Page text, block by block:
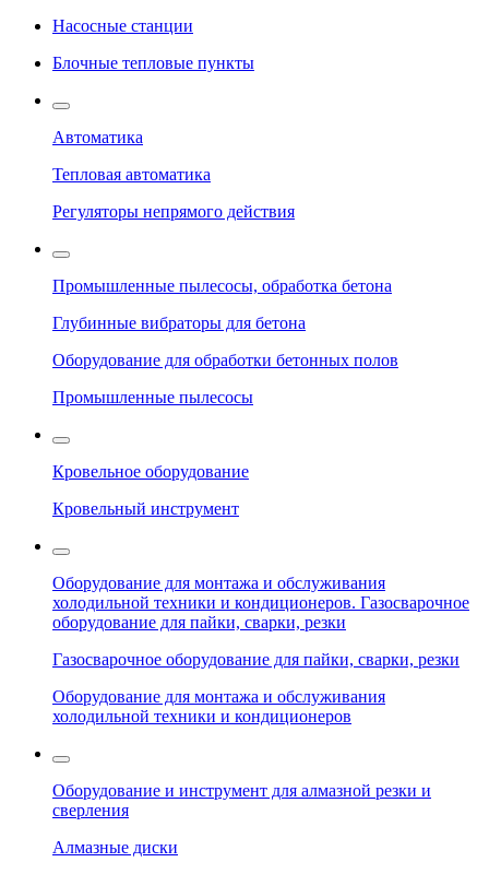
Насосные станции
Блочные тепловые пункты
Автоматика
Тепловая автоматика
Регуляторы непрямого действия
Промышленные пылесосы, обработка бетона
Глубинные вибраторы для бетона
Оборудование для обработки бетонных полов
Промышленные пылесосы
Кровельное оборудование
Кровельный инструмент
Оборудование для монтажа и обслуживания
холодильной техники и кондиционеров. Газосварочное
оборудование для пайки, сварки, резки
Газосварочное оборудование для пайки, сварки, резки
Оборудование для монтажа и обслуживания
холодильной техники и кондиционеров
Оборудование и инструмент для алмазной резки и
сверления
Алмазные диски